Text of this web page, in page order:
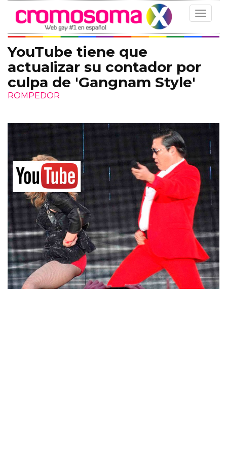
Toggle
YouTube tiene que
actualizar su contador por
culpa de 'Gangnam Style'
ROMPEDOR